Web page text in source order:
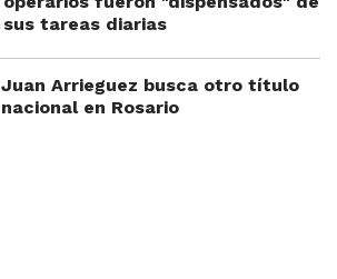
sus tareas diarias
Juan Arrieguez busca otro título
nacional en Rosario